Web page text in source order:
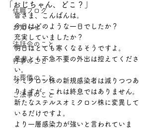
住職ブログ
お知らせ
法話会のこと
行事のこと
お葬儀のこと
ご法事のこと
「おじちゃん、どこ？」
皆さま、こんばんは。
今日はどのような一日でしたか？
充実していましたか？
明日はとても寒くなるそうですよ。
是非とも不急不要の外出は控えてくださ
い。
オミクロン株の新規感染者は減りつつあ
りますが、これは終息ではありません。
新たなステルスオミクロン株に変異して
いるだけですよ。
より一層感染力が強いと言われていま